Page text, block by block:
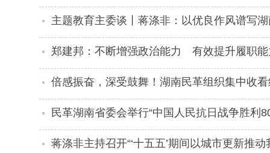
主题教育主委谈丨蒋涤非：以优良作风谱写
郑建邦：不断增强政治能力 有效提升履职能
倍感振奋，深受鼓舞！湖南民革组织集中收
斯战争胜利80周年大会直播
民革湖南省委会举行“中国人民抗日战争胜利
蒋涤非主持召开“‘十五五’期间以城市更新推